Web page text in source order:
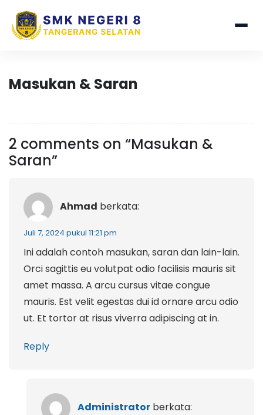
Masukan & Saran
2 comments on “Masukan &
Saran”
Ahmad berkata:
Juli 7, 2024 pukul 11:21 pm
Ini adalah contoh masukan, saran dan lain-lain.
Orci sagittis eu volutpat odio facilisis mauris sit
amet massa. A arcu cursus vitae congue
mauris. Est velit egestas dui id ornare arcu odio
ut. Et tortor at risus viverra adipiscing at in.
Reply
Administrator berkata: